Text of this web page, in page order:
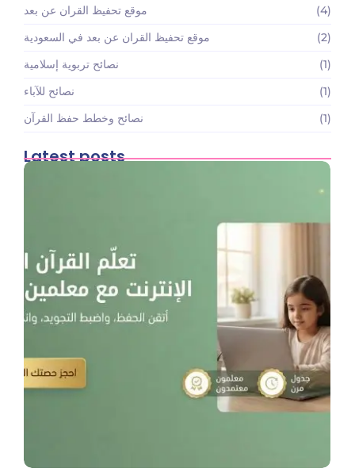
موقع تحفيظ القران عن بعد
(4)
موقع تحفيظ القران عن بعد في السعودية
(2)
نصائح تربوية إسلامية
(1)
نصائح للآباء
(1)
نصائح وخطط حفظ القرآن
(1)
Latest posts